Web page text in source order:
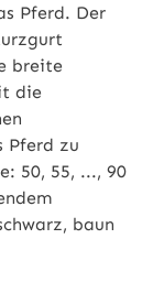
Pferd. Der
breite
die
Pferd zu
50, 55, ..., 90
baun